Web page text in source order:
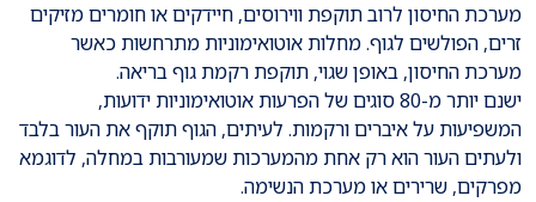
מערכת החיסון לרוב תוקפת ווירוסים, חיידקים או חומרים מזיקים
זרים, הפולשים לגוף. מחלות אוטואימוניות מתרחשות כאשר
מערכת החיסון, באופן שגוי, תוקפת רקמת גוף בריאה.
ישנם יותר מ-80 סוגים של הפרעות אוטואימוניות ידועות,
המשפיעות על איברים ורקמות. לעיתים, הגוף תוקף את העור בלבד
ולעתים העור הוא רק אחת מהמערכות שמעורבות במחלה, לדוגמא
מפרקים, שרירים או מערכת הנשימה.